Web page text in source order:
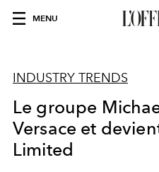
MENU
INDUSTRY TRENDS
Le groupe
Versace et
Limited